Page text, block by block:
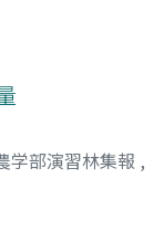
学部演習林集報 ,